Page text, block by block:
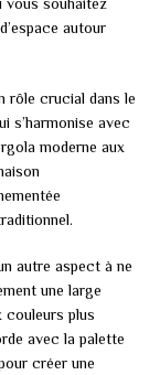
vous souhaitez
autour
rôle crucial dans le
s’harmonise avec
moderne aux
autre aspect à ne
une large
couleurs plus
avec la palette
créer une